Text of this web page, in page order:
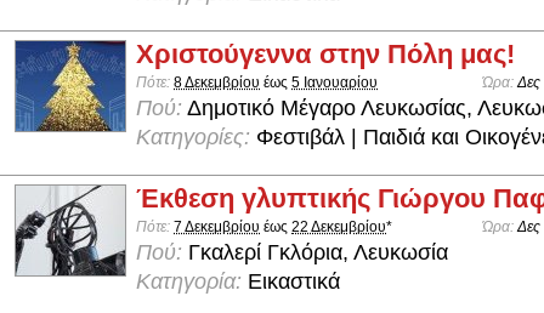
Χριστούγεννα στην Πόλη μας!
Πότε: 8 Δεκεμβρίου έως 5 Ιανουαρίου Ώρα: Δες
Πού: Δημοτικό Μέγαρο Λευκωσίας,
Κατηγορίες: Φεστιβάλ | Παιδιά και
Έκθεση γλυπτικής Γιώργου
Πότε: 7 Δεκεμβρίου έως 22 Δεκεμβρίου* Ώρα:Δες
Πού: Γκαλερί Γκλόρια, Λευκωσία
Κατηγορία: Εικαστικά